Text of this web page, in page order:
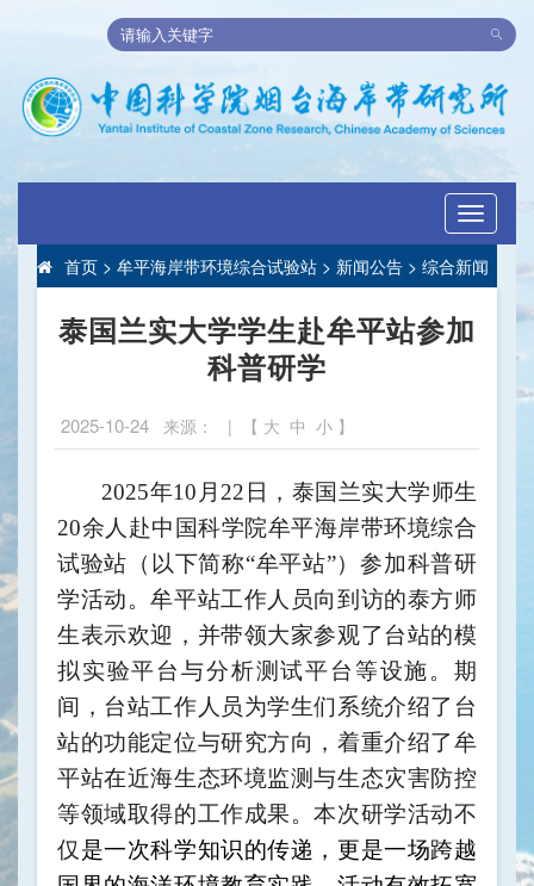
Toggle
首页 > 牟平海岸带环境综合试验站 > 新闻公告 > 综合新闻
泰国兰实大学学生赴牟平站参加
科普研学
2025-10-24 来源： | 【 大 中 小 】
2025年10月22日，泰国兰实大学师生
20余人赴中国科学院牟平海岸带环境综合
试验站（以下简称“牟平站”）参加科普研
学活动。牟平站工作人员向到访的泰方师
生表示欢迎， 并带领大家参观了台站的模
拟实验平台与分析测试平台等设施。期
间，台站工作人员为学生们系统介绍了台
站的功能定位与研究方向，着重介绍了牟
平站在近海生态环境监测与生态灾害防控
等领域取得的工作成果。本次研学活动不
仅 是一次科学知识的传递，更是一场跨越